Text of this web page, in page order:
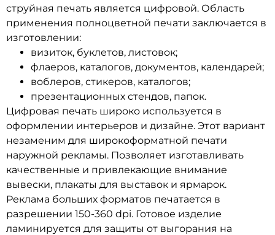
струйная печать является цифровой. Область
применения полноцветной печати заключается в
изготовлении:
визиток, буклетов, листовок;
флаеров, каталогов, документов, календарей;
воблеров, стикеров, каталогов;
презентационных стендов, папок.
Цифровая печать широко используется в
оформлении интерьеров и дизайне. Этот вариант
незаменим для широкоформатной печати
наружной рекламы. Позволяет изготавливать
качественные и привлекающие внимание
вывески, плакаты для выставок и ярмарок.
Реклама больших форматов печатается в
разрешении 150-360 dpi. Готовое изделие
ламинируется для защиты от выгорания на